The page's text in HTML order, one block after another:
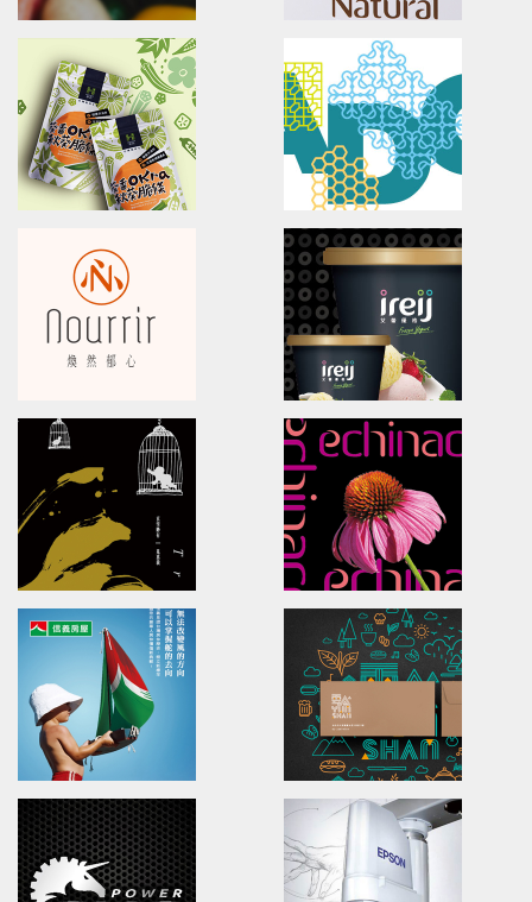
That's me
Brand Identity & Visual Communication
源順食品/品牌識別/包裝設計
BLTC
brand identity/logo design/
麗元科技/品牌識別/包裝設計/行銷
JIAN MART
brand identity/logo design/packaging
健康食彩有機超市/品牌形象識別/包裝設計
NATURA BENEFITS
Brand
食安生技HPP果汁/品牌識別/包裝
HONESEED OKRRA
Branding.packaging.marketing.
葵香秋葵/品牌識別/包裝設計/網站設計/行銷策略
BADOU PLAZA
Brand Identity.interior design
新北投文創天地/品牌識別/環境指
Nourrir
Branding.packaging.marketing.
煥然郁心/品牌識別/品牌命名/包裝設計/行銷策略
ireij Italy Gelato
Brand
艾蕾優格/品牌識別/包裝/網頁/海報
Ingenuity Follows Natures
Poster design/Visual communication
妙法自然/亞洲海報展/海報設計/視覺溝通設計
Echinacea Tea
一村香草屋/品牌識別/包裝設計/行